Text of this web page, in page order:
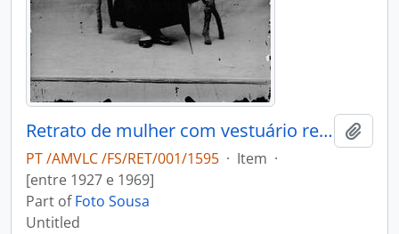
Retrato de mulher com vestuário regional
PT /AMVLC /FS/RET/001/1595 · Item ·
[entre 1927 e 1969]
Part ofFoto Sousa
Untitled